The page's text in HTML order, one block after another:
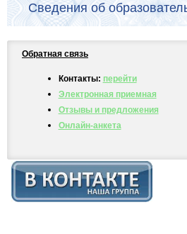
Сведения об
Обратная связь
Контакты: перейти
Электронная приемная
Отзывы и предложения
Онлайн-анкета